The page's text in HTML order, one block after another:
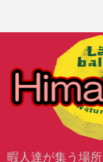
暇人達が集う場